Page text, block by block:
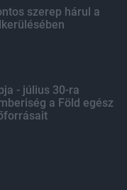
szerep hárul a
- július 30-ra
a Föld egész